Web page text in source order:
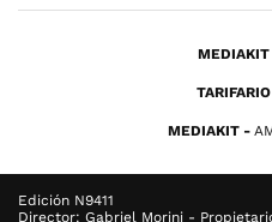
MEDIAKIT
TARIFARIO
MEDIAKIT
Edición N9411
Director: Gabriel Morini -